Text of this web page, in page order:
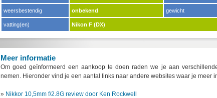
weersbestendig onbekend gewicht
vatting(en) Nikon F (DX)
Meer informatie
Om goed geïnformeerd een aankoop te doen raden we je aan
nemen. Hieronder vind je een aantal links naar andere websites waar je meer
» Nikkor 10,5mm f/2.8G review door Ken Rockwell